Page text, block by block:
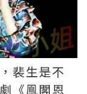
裴生是不
《鳯閣恩